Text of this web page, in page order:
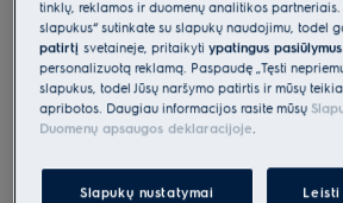
Pagrindiniai privalumai
Gaivesniems skalbiniams su mūsų skalbyklės
„Super Clean“ išvalo vamzdžius ir būgną
Gali dirginti kvėpavimo takus.
tinklų, reklamos ir duomenų analitikos partneriais.
slapukus“ sutinkate su slapukų naudojimu, todėl
patirtįsvetainėje, pritaikytiypatingus pasiūlymus
personalizuotą reklamą. Paspaudę „Tęsti
slapukus, todėl Jūsų naršymo patirtis ir mūsų
apribotos. Daugiau informacijos rasite mūsų
Duomenų apsaugos deklaracijoje.
Slapukų nustatymai Leisti